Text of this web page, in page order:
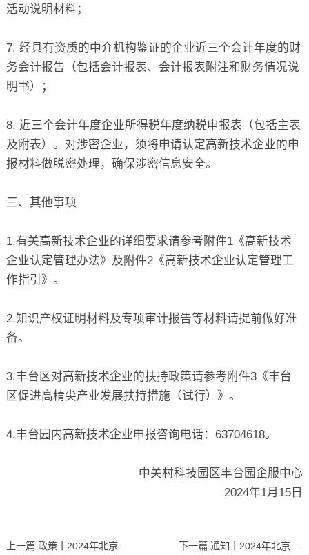
活动说明材料；
7. 经具有资质的中介机构鉴证的企业近三个会计年度的财
务会计报告（包括会计报表、会计报表附注和财务情况说
明书）；
8. 近三个会计年度企业所得税年度纳税申报表（包括主表
及附表）。对涉密企业，须将申请认定高新技术企业的申
报材料做脱密处理，确保涉密信息安全。
三、其他事项
1.有关高新技术企业的详细要求请参考 附件1《高新技术
企业认定管理办法》 及 附件2《高新技术企业认定管理工
作指引》 。
2.知识产权证明材料及专项审计报告等材料请提前做好准
备。
3.丰台区对高新技术企业的扶持政策请参考 附件3《丰台
区促进高精尖产业发展扶持措施（试行）》 。
4.丰台园内高新技术企业申报咨询电话：63704618。
中关村科技园区丰台园企服中心
2024年1月15日
上一篇: 政策丨2024年北京市高精尖产业发展资金实施指南发布 下一篇: 通知丨2024年北京市专精特新梯队企业资质申报、信息更新及到期复核相关工作开始了